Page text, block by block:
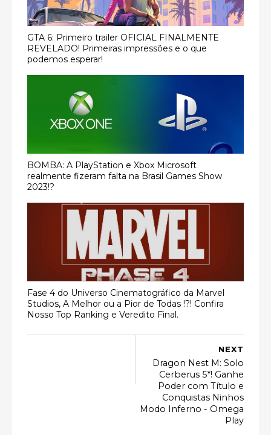
GTA 6: Primeiro trailer OFICIAL FINALMENTE
REVELADO! Primeiras impressões e o que
podemos esperar!
BOMBA: A PlayStation e Xbox Microsoft
realmente fizeram falta na Brasil Games Show
2023!?
Fase 4 do Universo Cinematográfico da Marvel
Studios, A Melhor ou a Pior de Todas !?! Confira
Nosso Top Ranking e Veredito Final.
NEXT
Dragon Nest M: Solo
Cerberus 5*! Ganhe
Poder com Título e
Conquistas Ninhos
Modo Inferno - Omega
Play